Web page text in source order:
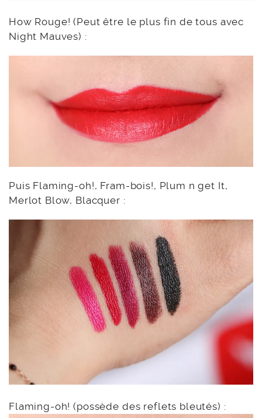
How Rouge! (Peut être le plus fin de tous avec
Night Mauves) :
Puis Flaming-oh!, Fram-bois!, Plum n get It,
Merlot Blow, Blacquer :
Flaming-oh! (possède des reflets bleutés) :